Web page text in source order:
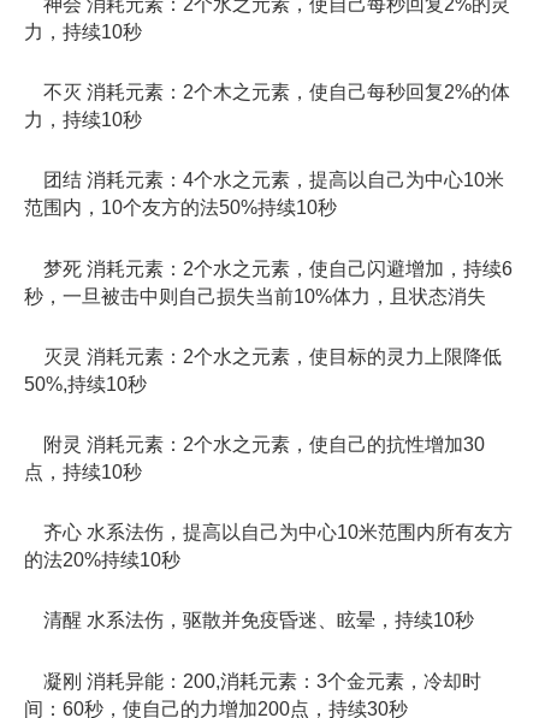
神会 消耗元素：2个水之元素，使自己每秒回复2%的灵
力，持续10秒
不灭 消耗元素：2个木之元素，使自己每秒回复2%的体
力，持续10秒
团结 消耗元素：4个水之元素，提高以自己为中心10米
范围内，10个友方的法50%持续10秒
梦死 消耗元素：2个水之元素，使自己闪避增加，持续6
秒，一旦被击中则自己损失当前10%体力，且状态消失
灭灵 消耗元素：2个水之元素，使目标的灵力上限降低
50%,持续10秒
附灵 消耗元素：2个水之元素，使自己的抗性增加30
点，持续10秒
齐心 水系法伤，提高以自己为中心10米范围内所有友方
的法20%持续10秒
清醒 水系法伤，驱散并免疫昏迷、眩晕，持续10秒
凝刚 消耗异能：200,消耗元素：3个金元素，冷却时
间：60秒，使自己的力增加200点，持续30秒